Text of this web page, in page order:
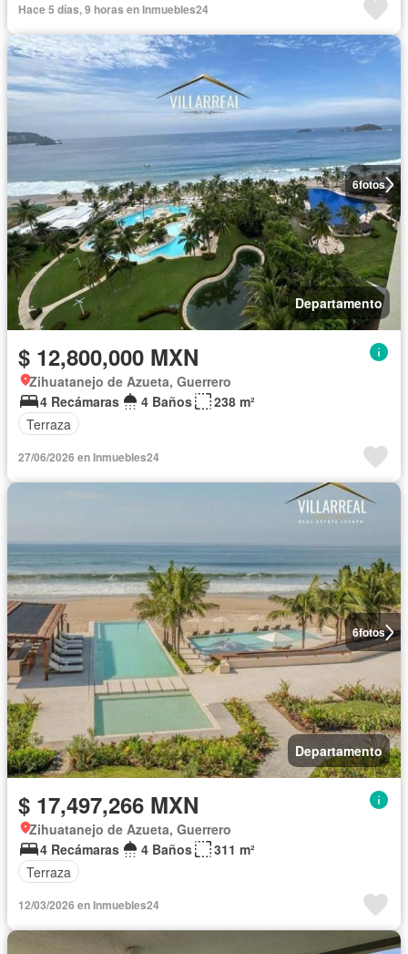
Hace 5 días, 9 horas en Inmuebles24
6fotos
Departamento
$ 12,800,000 MXN
Zihuatanejo de Azueta, Guerrero
4 Recámaras
4 Baños
238 m²
Terraza
27/06/2026 en Inmuebles24
6fotos
Departamento
$ 17,497,266 MXN
Zihuatanejo de Azueta, Guerrero
4 Recámaras
4 Baños
311 m²
Terraza
12/03/2026 en Inmuebles24